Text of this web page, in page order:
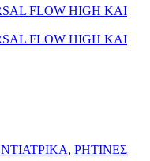
, ΡΗΤΙΝΕΣ